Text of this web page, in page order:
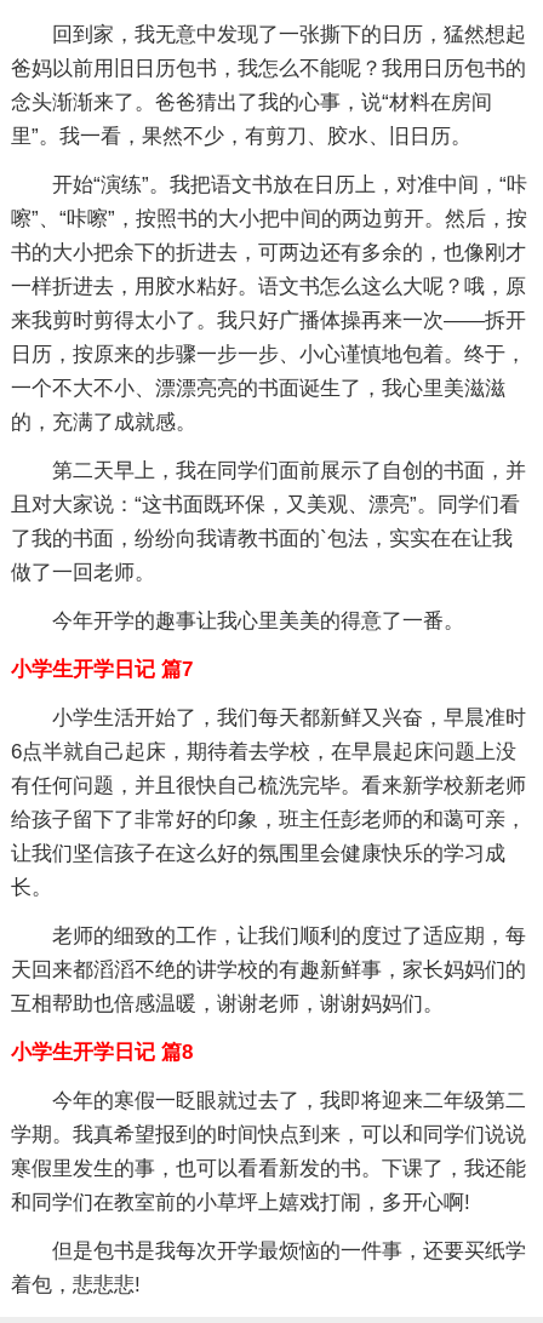
回到家，我无意中发现了一张撕下的日历，猛然想起
爸妈以前用旧日历包书，我怎么不能呢？我用日历包书的
念头渐渐来了。爸爸猜出了我的心事，说“材料在房间
里”。我一看，果然不少，有剪刀、胶水、旧日历。
开始“演练”。我把语文书放在日历上，对准中间，“咔
嚓”、“咔嚓”，按照书的大小把中间的两边剪开。然后，按
书的大小把余下的折进去，可两边还有多余的，也像刚才
一样折进去，用胶水粘好。语文书怎么这么大呢？哦，原
来我剪时剪得太小了。我只好广播体操再来一次——拆开
日历，按原来的步骤一步一步、小心谨慎地包着。终于，
一个不大不小、漂漂亮亮的书面诞生了，我心里美滋滋
的，充满了成就感。
第二天早上，我在同学们面前展示了自创的书面，并
且对大家说：“这书面既环保，又美观、漂亮”。同学们看
了我的书面，纷纷向我请教书面的`包法，实实在在让我
做了一回老师。
今年开学的趣事让我心里美美的得意了一番。
小学生开学日记 篇7
小学生活开始了，我们每天都新鲜又兴奋，早晨准时
6点半就自己起床，期待着去学校，在早晨起床问题上没
有任何问题，并且很快自己梳洗完毕。看来新学校新老师
给孩子留下了非常好的印象，班主任彭老师的和蔼可亲，
让我们坚信孩子在这么好的氛围里会健康快乐的学习成
长。
老师的细致的工作，让我们顺利的度过了适应期，每
天回来都滔滔不绝的讲学校的有趣新鲜事，家长妈妈们的
互相帮助也倍感温暖，谢谢老师，谢谢妈妈们。
小学生开学日记 篇8
今年的寒假一眨眼就过去了，我即将迎来二年级第二
学期。我真希望报到的时间快点到来，可以和同学们说说
寒假里发生的事，也可以看看新发的书。下课了，我还能
和同学们在教室前的小草坪上嬉戏打闹，多开心啊!
但是包书是我每次开学最烦恼的一件事，还要买纸学
着包，悲悲悲!